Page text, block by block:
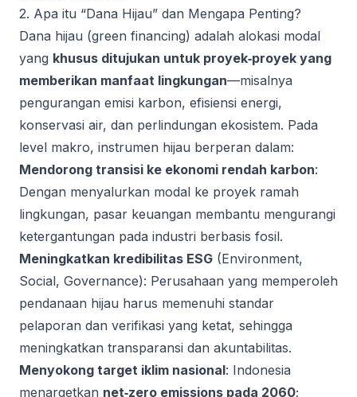
2. Apa itu “Dana Hijau” dan Mengapa Penting?
Dana hijau (green financing) adalah alokasi modal
yang khusus ditujukan untuk proyek‑proyek yang
memberikan manfaat lingkungan—misalnya
pengurangan emisi karbon, efisiensi energi,
konservasi air, dan perlindungan ekosistem. Pada
level makro, instrumen hijau berperan dalam:
Mendorong transisi ke ekonomi rendah karbon:
Dengan menyalurkan modal ke proyek ramah
lingkungan, pasar keuangan membantu mengurangi
ketergantungan pada industri berbasis fosil.
Meningkatkan kredibilitas ESG (Environment,
Social, Governance): Perusahaan yang memperoleh
pendanaan hijau harus memenuhi standar
pelaporan dan verifikasi yang ketat, sehingga
meningkatkan transparansi dan akuntabilitas.
Menyokong target iklim nasional: Indonesia
menargetkan net‑zero emissions pada 2060;